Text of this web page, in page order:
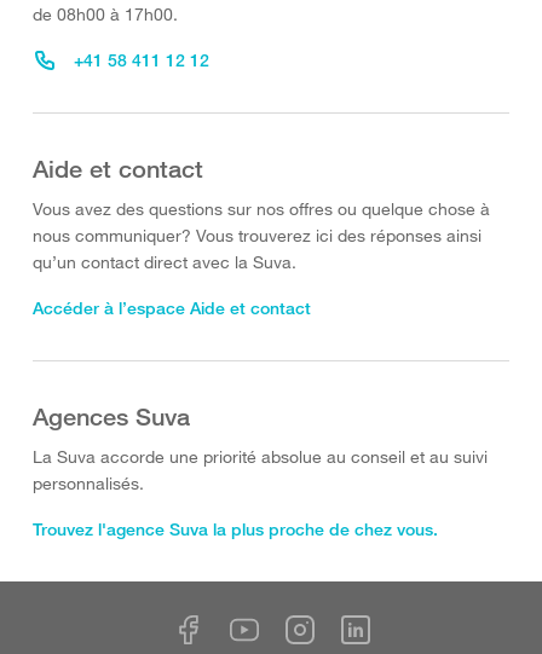
de 08h00 à 17h00.
+41 58 411 12 12
Aide et contact
Vous avez des questions sur nos offres ou quelque chose à
nous communiquer? Vous trouverez ici des réponses ainsi
qu’un contact direct avec la Suva.
Accéder à l’espace Aide et contact
Agences Suva
La Suva accorde une priorité absolue au conseil et au suivi
personnalisés.
Trouvez l'agence Suva la plus proche de chez vous.